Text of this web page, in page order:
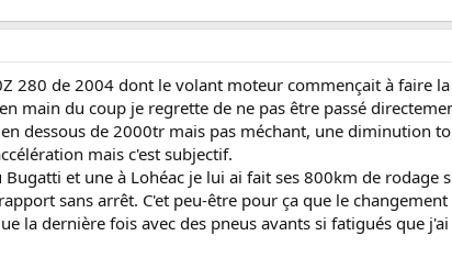
280 de 2004 dont le volant moteur commençait à faire
main du coup je regrette de ne pas être passé
dessous de 2000tr mais pas méchant, une diminution
mais c'est subjectif.
et une à Lohéac je lui ai fait ses 800km de
sans arrêt. C'et peu-être pour ça que le
la dernière fois avec des pneus avants si fatigués que